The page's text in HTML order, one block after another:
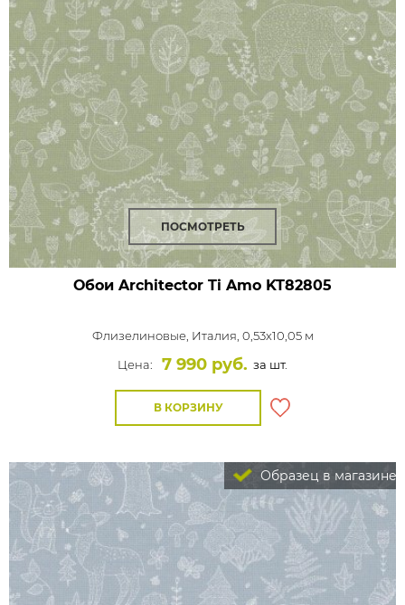
ПОСМОТРЕТЬ
Обои Architector Ti Amo KT82805
Флизелиновые, Италия, 0,53x10,05 м
Цена:
7 990 руб. за шт.
В КОРЗИНУ
Образец в магазине